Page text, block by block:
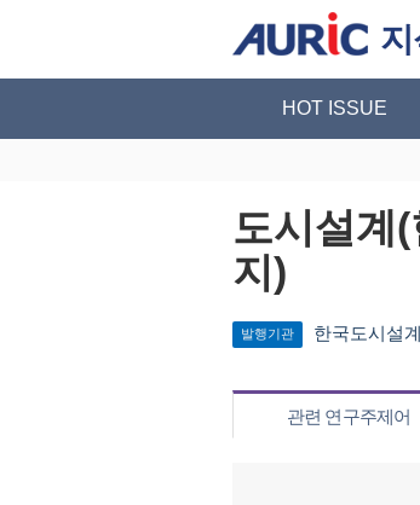
HOT ISSUE
도시설계
지)
발행기관 한국도시설
관련 연구주제어